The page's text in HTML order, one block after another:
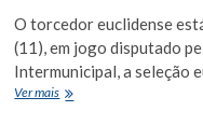
O torcedor euclidense
(11), em jogo disputado
Intermunicipal, a seleção
Ver maisVitória